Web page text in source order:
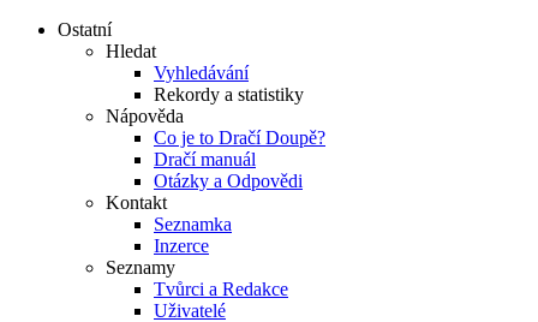
Ostatní
Hledat
Vyhledávání
Rekordy a statistiky
Nápověda
Co je to Dračí Doupě?
Dračí manuál
Otázky a Odpovědi
Kontakt
Seznamka
Inzerce
Seznamy
Tvůrci a Redakce
Uživatelé